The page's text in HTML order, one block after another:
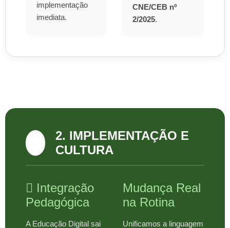
implementação
imediata.
CNE/CEB nº
2/2025.
2. IMPLEMENTAÇÃO E
CULTURA
Integração
Pedagógica
A Educação Digital sai
Mudança Real
na Rotina
Unificamos a linguagem